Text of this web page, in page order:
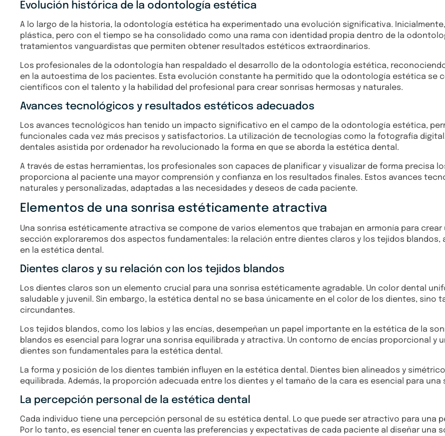
Evolución histórica de la odontología estética
A lo largo de la historia, la odontología estética ha experimentado una evolución significativa.
plástica, pero con el tiempo se ha consolidado como una rama con identidad propia dentro de la
tratamientos vanguardistas que permiten obtener resultados estéticos extraordinarios.
Los profesionales de la odontología han respaldado el desarrollo de la odontología estética,
en la autoestima de los pacientes. Esta evolución constante ha permitido que la odontología estética se
científicos con el talento y la habilidad del profesional para crear sonrisas hermosas y naturales.
Avances tecnológicos y resultados estéticos adecuados
Los avances tecnológicos han tenido un impacto significativo en el campo de la odontología estética,
funcionales cada vez más precisos y satisfactorios. La utilización de tecnologías como la fotografía
dentales asistida por ordenador ha revolucionado la forma en que se aborda la estética dental.
A través de estas herramientas, los profesionales son capaces de planificar y visualizar de forma precisa
proporciona al paciente una mayor comprensión y confianza en los resultados finales. Estos avances
naturales y personalizadas, adaptadas a las necesidades y deseos de cada paciente.
Elementos de una sonrisa estéticamente atractiva
Una sonrisa estéticamente atractiva se compone de varios elementos que trabajan en armonía para crear
sección exploraremos dos aspectos fundamentales: la relación entre dientes claros y los tejidos
en la estética dental.
Dientes claros y su relación con los tejidos blandos
Los dientes claros son un elemento crucial para una sonrisa estéticamente agradable. Un color dental
saludable y juvenil. Sin embargo, la estética dental no se basa únicamente en el color de los dientes, sino
circundantes.
Los tejidos blandos, como los labios y las encías, desempeñan un papel importante en la estética de la
blandos es esencial para lograr una sonrisa equilibrada y atractiva. Un contorno de encías proporcional y
dientes son fundamentales para la estética dental.
La forma y posición de los dientes también influyen en la estética dental. Dientes bien alineados y
equilibrada. Además, la proporción adecuada entre los dientes y el tamaño de la cara es esencial para
La percepción personal de la estética dental
Cada individuo tiene una percepción personal de su estética dental. Lo que puede ser atractivo para una
Por lo tanto, es esencial tener en cuenta las preferencias y expectativas de cada paciente al diseñar una